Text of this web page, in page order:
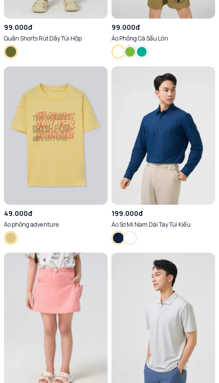
99.000đ
Quần Shorts Rút Dây Túi Hộp
99.000đ
Áo Phông Cá Sấu Lớn
49.000đ
Áo phông adventure
199.000đ
Áo Sơ Mi Nam Dài Tay Túi Kiểu